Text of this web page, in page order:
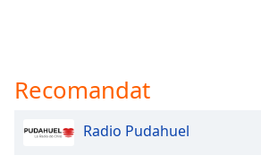
Recomandat
Radio Pudahuel